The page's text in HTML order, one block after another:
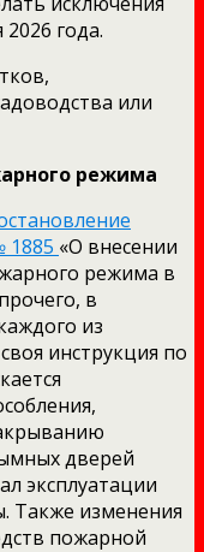
года.
или
режима
1885 «О внесении
режима в
в
из
инструкция по
дверей
эксплуатации
Также изменения
пожарной